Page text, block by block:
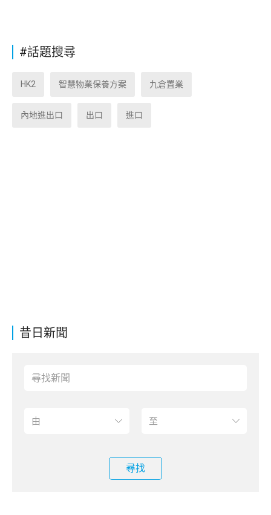
昔日新聞
尋找
#話題搜尋
HK2 智慧物業保養方案 九倉置業
內地進出口 出口 進口